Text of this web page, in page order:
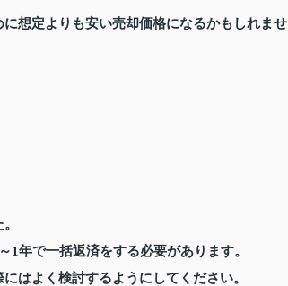
想定よりも安い売却価格になるかもしれませ
年で一括返済をする必要があります。
はよく検討するようにしてください。